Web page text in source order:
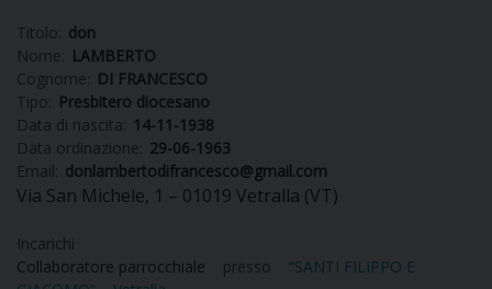
VESCOVO
DIOCESI
CURIA
Titolo: don
Nome:
LAMBERTO
Cognome:
DI FRANCESCO
Tipo:
Presbitero diocesano
Data di nascita:
14-11-1938
Data ordinazione: 29-06-1963
Email: donlambertodifrancesco@gmail.com
Via San Michele, 1 – 01019 Vetralla (VT)
Incarichi
Collaboratore parrocchiale
presso
“SANTI FILIPPO E